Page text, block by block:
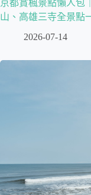
京都賞楓景點懶人包
山、高雄三寺全景點
2026-07-14